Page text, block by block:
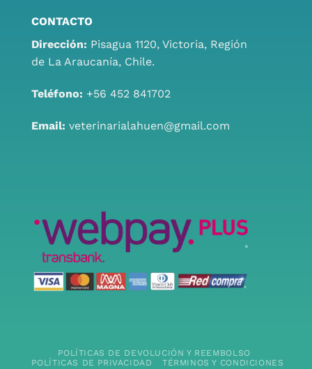
CONTACTO
Dirección: Pisagua 1120, Victoria, Región
de La Araucanía, Chile.
Teléfono: +56 452 841702
Email: veterinarialahuen@gmail.com
POLÍTICAS DE DEVOLUCIÓN Y REEMBOLSO
POLÍTICAS DE PRIVACIDAD
TÉRMINOS Y CONDICIONES